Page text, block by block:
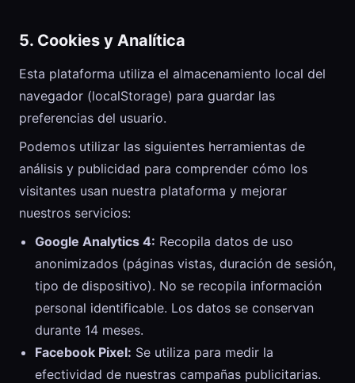
5. Cookies y Analítica
Esta plataforma utiliza el almacenamiento local del
navegador (localStorage) para guardar las
preferencias del usuario.
Podemos utilizar las siguientes herramientas de
análisis y publicidad para comprender cómo los
visitantes usan nuestra plataforma y mejorar
nuestros servicios:
Google Analytics 4: Recopila datos de uso
anonimizados (páginas vistas, duración de sesión,
tipo de dispositivo). No se recopila información
personal identificable. Los datos se conservan
durante 14 meses.
Facebook Pixel: Se utiliza para medir la
efectividad de nuestras campañas publicitarias.